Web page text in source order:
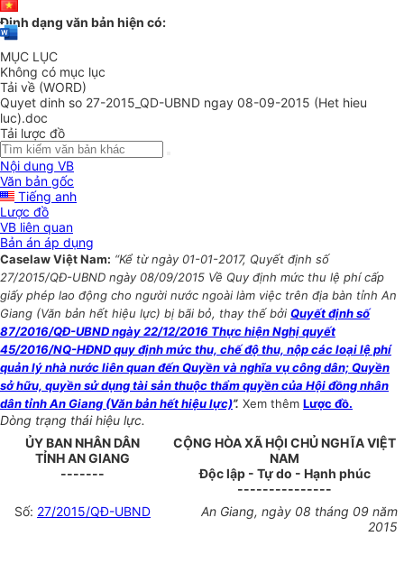
Định dạng văn bản hiện có:
MỤC LỤC
Không có mục lục
Tải về (WORD)
Quyet dinh so 27-2015_QD-UBND ngay 08-09-2015 (Het hieu
luc).doc
Tải lược đồ
Nội dung VB
Văn bản gốc
Tiếng anh
Lược đồ
VB liên quan
Bản án áp dụng
Caselaw Việt Nam: “Kể từ ngày 01-01-2017, Quyết định số
27/2015/QĐ-UBND ngày 08/09/2015 Về Quy định mức thu lệ phí cấp
giấy phép lao động cho người nước ngoài làm việc trên địa bàn tỉnh An
Giang (Văn bản hết hiệu lực) bị bãi bỏ, thay thế bởi Quyết định số
87/2016/QĐ-UBND ngày 22/12/2016 Thực hiện Nghị quyết
45/2016/NQ-HĐND quy định mức thu, chế độ thu, nộp các loại lệ phí
quản lý nhà nước liên quan đến Quyền và nghĩa vụ công dân; Quyền
sở hữu, quyền sử dụng tài sản thuộc thẩm quyền của Hội đồng nhân
dân tỉnh An Giang (Văn bản hết hiệu lực)”. Xem thêm Lược đồ.
Dòng trạng thái hiệu lực.
ỦY BAN NHÂN DÂN
TỈNH AN GIANG
-------
CỘNG HÒA XÃ HỘI CHỦ NGHĨA VIỆT
NAM
Độc lập - Tự do - Hạnh phúc
---------------
Số: 27/2015/QĐ-UBND
An Giang, ngày 08 tháng 09 năm
2015